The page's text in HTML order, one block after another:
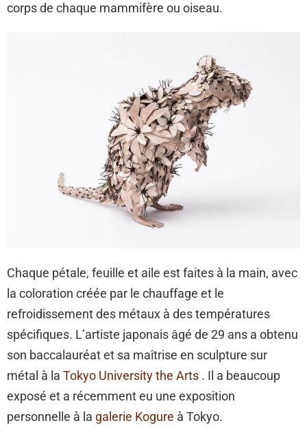
corps de chaque mammifère ou oiseau.
Chaque pétale, feuille et aile est faites à la main, avec
la coloration créée par le chauffage et le
refroidissement des métaux à des températures
spécifiques. L’artiste japonais âgé de 29 ans a obtenu
son baccalauréat et sa maîtrise en sculpture sur
métal à la Tokyo University the Arts . Il a beaucoup
exposé et a récemment eu une exposition
personnelle à la galerie Kogure à Tokyo.